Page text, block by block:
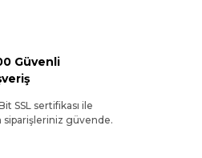
Güvenli
SSL sertifikası ile
güvende.